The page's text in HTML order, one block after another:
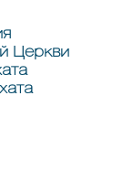
Церкви